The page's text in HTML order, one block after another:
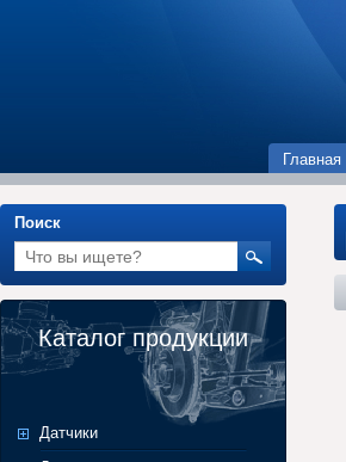
Главная
Поиск
Каталог продукции
Датчики